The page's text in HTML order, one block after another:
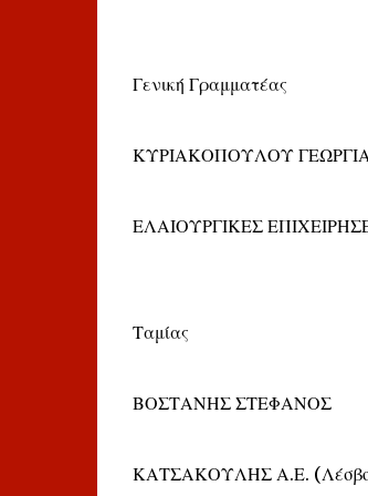
Γενική Γραμματέας
ΚΥΡΙΑΚΟΠΟΥΛΟΥ
ΕΛΑΙΟΥΡΓΙΚΕΣ
Ταμίας
ΒΟΣΤΑΝΗΣ ΣΤΕΦΑΝΟΣ
ΚΑΤΣΑΚΟΥΛΗΣ Α.Ε.